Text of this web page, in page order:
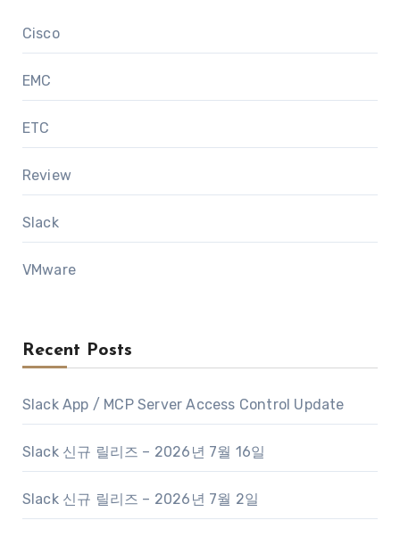
Cisco
EMC
ETC
Review
Slack
VMware
Recent Posts
Slack App / MCP Server Access Control Update
Slack 신규 릴리즈 – 2026년 7월 16일
Slack 신규 릴리즈 – 2026년 7월 2일